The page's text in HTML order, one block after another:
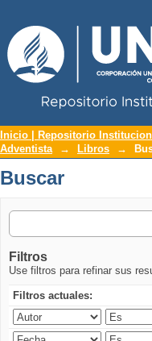
Buscar
Inicio | Repositorio
Adventista
→ Libros →
Buscar
Filtros
Use filtros para refinar sus
Filtros actuales: